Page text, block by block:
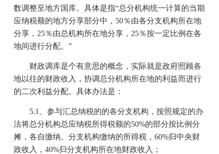
数调整至地方国库。具体是指“总分机构统一计算的当期
应纳税额的地方分享部分中， 50％由各分支机构所在地
分享， 25％由总机构所在地分享， 25％按一定比例在各
地间进行分配。”
财政调库是个有意思的概念，实际就是政府照顾各
地以往的财政收入，协调总分机构所在地的利益而进行
的二次利益分配。具体办法是：
5.1
、参与汇总纳税的的各分支机构，按照规定的办
法将总分机构总应纳税所得税额的50%的部分按比例分
摊，各自缴纳。分支机构缴纳的所得税， 60%归中央财
政收入， 40%归分支机构所在地财政收入；